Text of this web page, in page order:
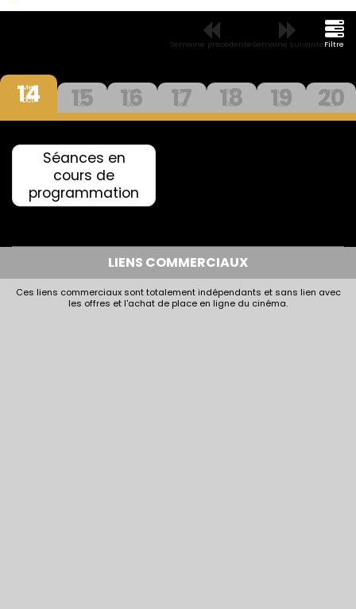
Semaine précédenteSemaine suivanteFiltre
Mer
14
Oct.
Jeu
15
Oct.
Ven
16
Oct.
Sam
17
Oct.
Dim
18
Oct.
Lun
19
Oct.
Mar
20
Oct.
Séances en
cours de
programmation
LIENS COMMERCIAUX
Ces liens commerciaux sont totalement indépendants et sans lien avec
les offres et l'achat de place en ligne du cinéma.